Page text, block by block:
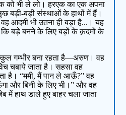
को भी ले लो। हरएक का एक अपना
बड़ी-बड़ी संस्थाओं के हाथों में हैं।
आदमी भी उतना ही बड़ा है...। यह
कि बड़े बनने के लिए बड़ों के क़दमों के
गम्भीर बना रहता है—अरुण। वह
चबाये जाता है। सहसा वह
है। “ममी, मैं पान ले आऊँ?” वह
और बिनी के लिए भी।” और वह
में हाथ डाले हुए बाहर चला जाता